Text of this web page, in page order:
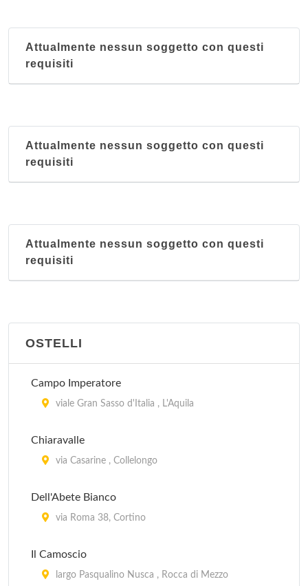
Attualmente nessun soggetto con questi
requisiti
Attualmente nessun soggetto con questi
requisiti
Attualmente nessun soggetto con questi
requisiti
OSTELLI
Campo Imperatore
viale Gran Sasso d'Italia , L'Aquila
Chiaravalle
via Casarine , Collelongo
Dell'Abete Bianco
via Roma 38, Cortino
Il Camoscio
largo Pasqualino Nusca , Rocca di Mezzo